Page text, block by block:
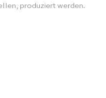
produziert werden.